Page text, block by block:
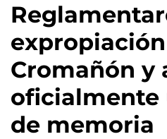
Cromañón y
oficialmente
de memoria